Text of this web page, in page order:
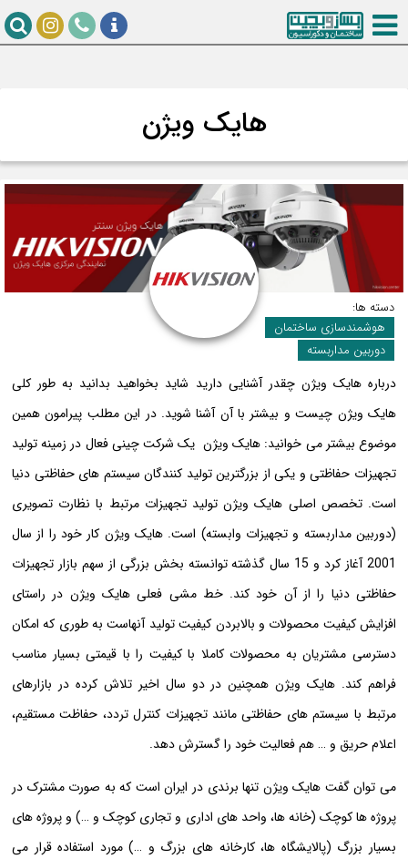
هایک ویژن
دسته ها:
هوشمندسازی ساختمان
دوربین مداربسته
درباره هایک ویژن چقدر آشنایی دارید شاید بخواهید بدانید به طور کلی
هایک ویژن چیست و بیشتر با آن آشنا شوید. در این مطلب پیرامون همین
موضوع بیشتر می خوانید: هایک ویژن یک شرکت چینی فعال در زمینه تولید
تجهیزات حفاظتی و یکی از بزرگترین تولید کنندگان سیستم های حفاظتی دنیا
است. تخصص اصلی هایک ویژن تولید تجهیزات مرتبط با نظارت تصویری
(دوربین مداربسته و تجهیزات وابسته) است. هایک ویژن کار خود را از سال
2001 آغاز کرد و 15 سال گذشته توانسته بخش بزرگی از سهم بازار تجهیزات
حفاظتی دنیا را از آن خود کند. خط مشی فعلی هایک ویژن در راستای
افزایش کیفیت محصولات و بالابردن کیفیت تولید آنهاست به طوری که امکان
دسترسی مشتریان به محصولات کاملا با کیفیت را با قیمتی بسیار مناسب
فراهم کند. هایک ویژن همچنین در دو سال اخیر تلاش کرده در بازارهای
مرتبط با سیستم های حفاظتی مانند تجهیزات کنترل تردد، حفاظت مستقیم،
اعلام حریق و … هم فعالیت خود را گسترش دهد.
می توان گفت هایک ویژن تنها برندی در ایران است که به صورت مشترک در
پروژه ها کوچک (خانه ها، واحد های اداری و تجاری کوچک و …) و پروژه های
بسیار بزرگ (پالایشگاه ها، کارخانه های بزرگ و …) مورد استفاده قرار می